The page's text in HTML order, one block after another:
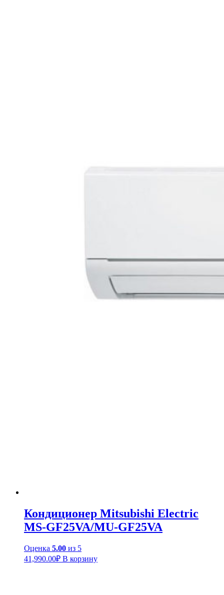
Кондиционер Mitsubishi Electric
MS-GF25VA/MU-GF25VA
Оценка 5.00 из 5
41,990.00₽ В корзину